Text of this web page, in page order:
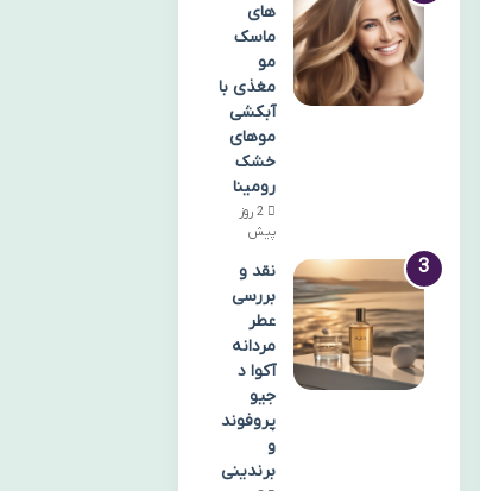
های
ماسک
مو
مغذی با
آبکشی
موهای
خشک
رومینا
2 روز
پیش
نقد و
بررسی
عطر
مردانه
آکوا د
جیو
پروفوند
و
برندینی